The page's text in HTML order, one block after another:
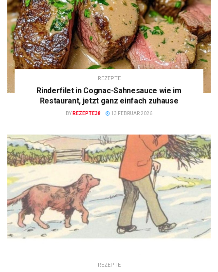
REZEPTE
Rinderfilet in Cognac-Sahnesauce wie im
Restaurant, jetzt ganz einfach zuhause
BY REZEPTE38 13 FEBRUAR 2026
REZEPTE